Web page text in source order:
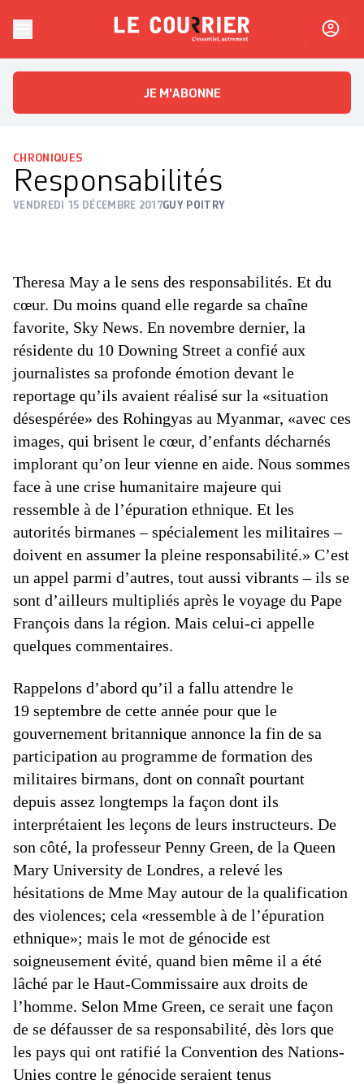
Le CourrierL'essentiel, autrement
JE M'ABONNE
CHRONIQUES
Responsabilités
VENDREDI 15 DÉCEMBRE 2017GUY POITRY
Theresa May a le sens des responsabilités. Et du
cœur. Du moins quand elle regarde sa chaîne
favorite, Sky News. En novembre dernier, la
résidente du 10 Downing Street a confié aux
journalistes sa profonde émotion devant le
reportage qu’ils avaient réalisé sur la «situation
désespérée» des Rohingyas au Myanmar, «avec ces
images, qui brisent le cœur, d’enfants décharnés
implorant qu’on leur vienne en aide. Nous sommes
face à une crise humanitaire majeure qui
ressemble à de l’épuration ethnique. Et les
autorités birmanes – spécialement les militaires –
doivent en assumer la pleine responsabilité.» C’est
un appel parmi d’autres, tout aussi vibrants – ils se
sont d’ailleurs multipliés après le voyage du Pape
François dans la région. Mais celui-ci appelle
quelques commentaires.
Rappelons d’abord qu’il a fallu attendre le
19 septembre de cette année pour que le
gouvernement britannique annonce la fin de sa
participation au programme de formation des
militaires birmans, dont on connaît pourtant
depuis assez longtemps la façon dont ils
interprétaient les leçons de leurs instructeurs. De
son côté, la professeur Penny Green, de la Queen
Mary University de Londres, a relevé les
hésitations de Mme May autour de la qualification
des violences; cela «ressemble à de l’épuration
ethnique»; mais le mot de génocide est
soigneusement évité, quand bien même il a été
lâché par le Haut-Commissaire aux droits de
l’homme. Selon Mme Green, ce serait une façon
de se défausser de sa responsabilité, dès lors que
les pays qui ont ratifié la Convention des Nations-
Unies contre le génocide seraient tenus